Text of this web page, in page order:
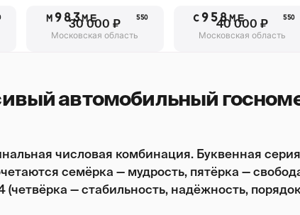
М983МЕ 550
30 000 ₽
Московская область
С958МЕ 550
40 000 ₽
Московская область
автомобильный
числовая комбинация. Буквенная
семёрка — мудрость, пятёрка —
— стабильность, надёжность,